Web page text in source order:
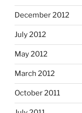
December 2012
July 2012
May 2012
March 2012
October 2011